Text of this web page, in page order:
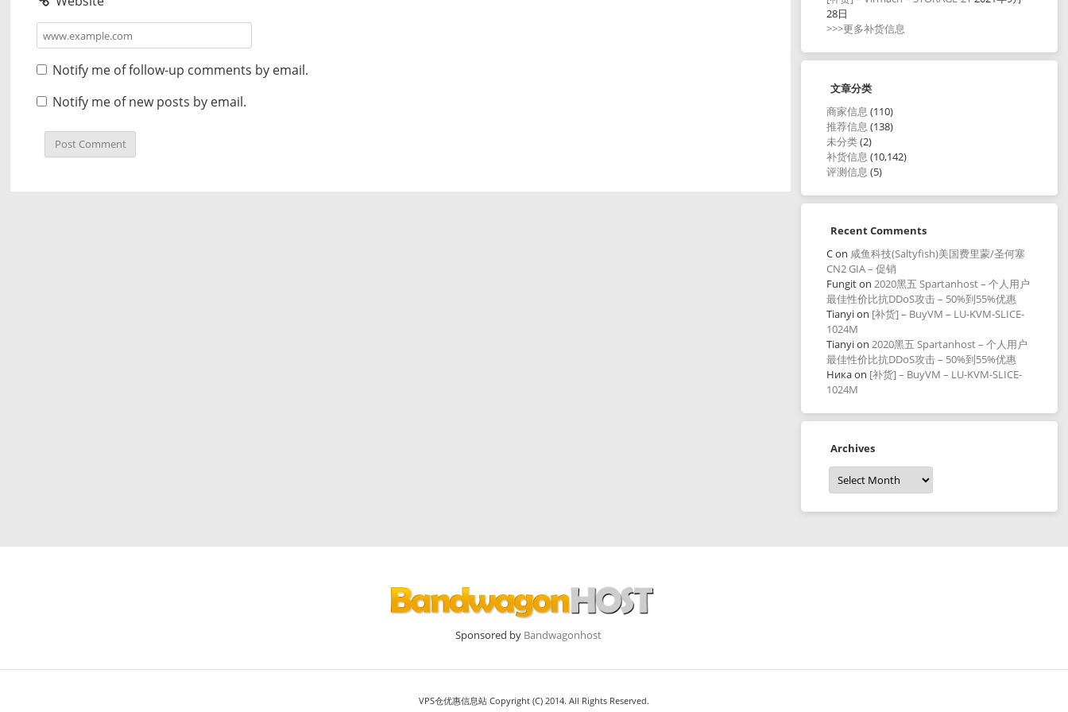
Notify me of follow-up comments by email.
Notify me of new posts by email.
28日
>>>更多补货信息
文章分类
商家信息 (110)
推荐信息 (138)
未分类(2)
补货信息 (10,142)
评测信息 (5)
Recent Comments
Con 咸鱼科技(Saltyfish)美国费里蒙/圣何塞
CN2 GIA – 促销
Fungiton2020黑五 Spartanhost – 个人用户
最佳性价比抗DDoS攻击 – 50%到55%优惠
Tianyion [补货] – BuyVM – LU-KVM-SLICE-
1024M
Tianyion2020黑五 Spartanhost – 个人用户
最佳性价比抗DDoS攻击 – 50%到55%优惠
Никаon [补货] – BuyVM – LU-KVM-SLICE-
1024M
Archives
Archives
Sponsored by Bandwagonhost
VPS仓优惠信息站 Copyright (C) 2014. All Rights Reserved.